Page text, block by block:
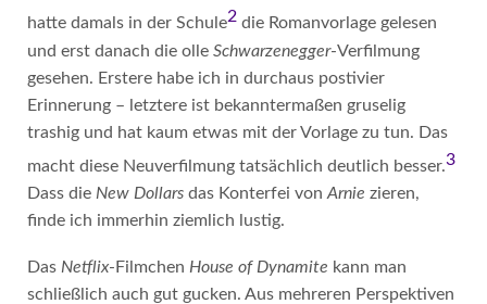
hatte damals in der Schule2die Romanvorlage gelesen
und erst danach die olle Schwarzenegger-Verfilmung
gesehen. Erstere habe ich in durchaus postivier
Erinnerung – letztere ist bekanntermaßen gruselig
trashig und hat kaum etwas mit der Vorlage zu tun. Das
macht diese Neuverfilmung tatsächlich deutlich besser.3
Dass die New Dollarsdas Konterfei von Arnie zieren,
finde ich immerhin ziemlich lustig.
Das Netflix-Filmchen House of Dynamite kann man
schließlich auch gut gucken. Aus mehreren Perspektiven